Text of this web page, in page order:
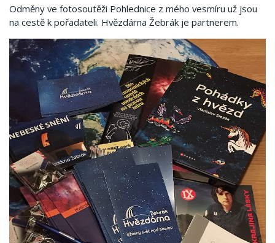
Odměny ve fotosoutěži Pohlednice z mého vesmíru už jsou
na cestě k pořadateli. Hvězdárna Žebrák je partnerem.